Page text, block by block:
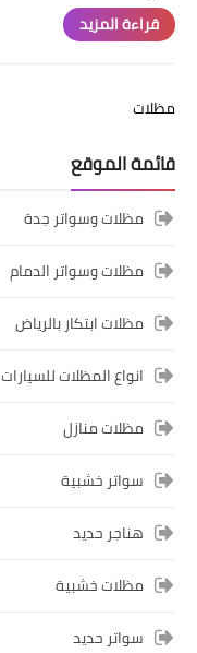
قراءة المزيد
مظلات
قائمة الموقع
مظلات وسواتر جدة
مظلات وسواتر الدمام
مظلات ابتكار بالرياض
انواع المظلات للسيارات
مظلات منازل
سواتر خشبية
هناجر حديد
مظلات خشبية
سواتر حديد